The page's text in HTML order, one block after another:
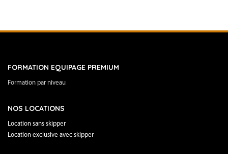
FORMATION EQUIPAGE PREMIUM
Formation par niveau
NOS LOCATIONS
Location sans skipper
Location exclusive avec skipper